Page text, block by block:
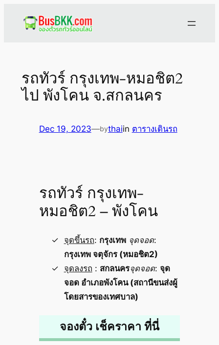
รถทัวร์ กรุงเทพ-หมอชิต2
ไป พังโคน จ.สกลนคร
Dec 19, 2023—bythaiin ตารางเดินรถ
รถทัวร์ กรุงเทพ-
หมอชิต2 – พังโคน
จุดขึ้นรถ: กรุงเทพ จุดจอด:
กรุงเทพ จตุจักร (หมอชิต2)
จุดลงรถ : สกลนครจุดจอด: จุด
จอด อำเภอพังโคน (สถานีขนส่งผู้
โดยสารของเทศบาล)
จองตั๋ว เช็คราคา ที่นี่